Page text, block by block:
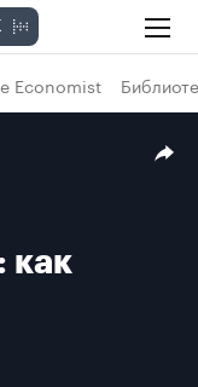
Economist
как